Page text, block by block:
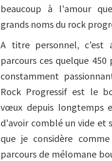
beaucoup à l'amour
grands noms du rock
A titre personnel, c'est
parcours ces quelque
constamment
Rock Progressif est le
vœux depuis longtemps
d'avoir comblé un vide et
que je considère
parcours de mélomane